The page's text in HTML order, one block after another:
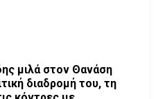
μιλά στον Θανάση
διαδρομή του, τη